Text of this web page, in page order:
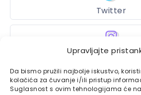
Upravljajte
Da bismo pružili najbolje iskustvo,
kolačića za čuvanje i/ili pristup
Suglasnost s ovim tehnologijama će
Twitter
Instagram
Bajtbox